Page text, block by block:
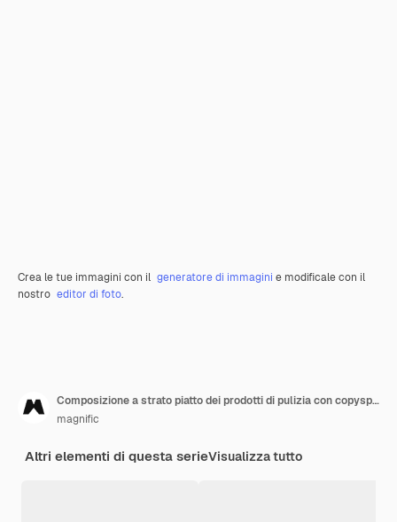
Crea le tue immagini con il generatore di immagini e modificale con il
nostro editor di foto.
Composizione a strato piatto dei prodotti di pulizia con copyspace
magnific
Altri elementi di questa serieVisualizza tutto